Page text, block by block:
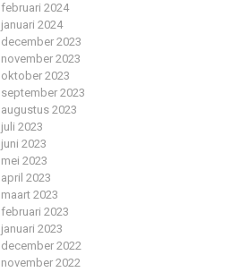
februari 2024
januari 2024
december 2023
november 2023
oktober 2023
september 2023
augustus 2023
juli 2023
juni 2023
mei 2023
april 2023
maart 2023
februari 2023
januari 2023
december 2022
november 2022